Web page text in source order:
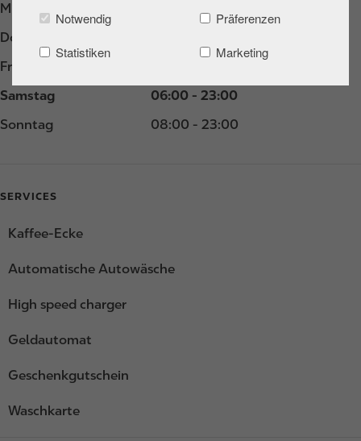
Notwendig
Präferenzen
Statistiken
Marketing
Mittwoch
Donnerstag
Freitag
Samstag
06:00 - 23:00
Sonntag
08:00 - 23:00
SERVICES
Kaffee-Ecke
Automatische Autowäsche
High speed charger
Geldautomat
Geschenkgutschein
Waschkarte